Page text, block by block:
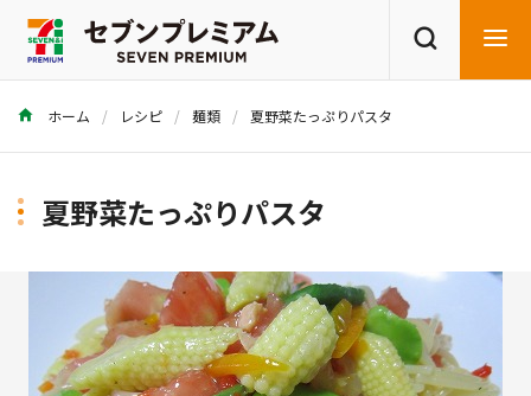
商品を探す
ホーム レシピ 麺類 夏野菜たっぷりパスタ
夏野菜たっぷりパスタ